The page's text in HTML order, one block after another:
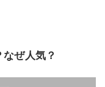
ぜ人気？